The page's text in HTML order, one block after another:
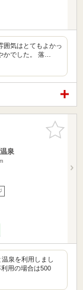
囲気はとてもよかっ
かでした。 落…
お気に入
りに追加
泉
泉を利用しまし
用の場合は500